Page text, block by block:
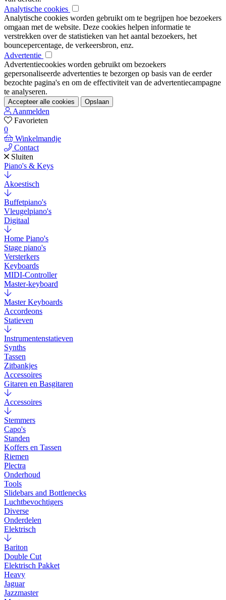
Analytische cookies
Analytische cookies worden gebruikt om te begrijpen hoe bezoekers
omgaan met de website. Deze cookies helpen informatie te
verstrekken over de statistieken van het aantal bezoekers, het
bouncepercentage, de verkeersbron, enz.
Advertentie
Advertentiecookies worden gebruikt om bezoekers
gepersonaliseerde advertenties te bezorgen op basis van de eerder
bezochte pagina's en om de effectiviteit van de advertentiecampagne
te analyseren.
Accepteer alle cookies Opslaan
Aanmelden
Favorieten
0
Winkelmandje
Contact
Sluiten
Piano's & Keys
Akoestisch
Buffetpiano's
Vleugelpiano's
Digitaal
Home Piano's
Stage piano's
Versterkers
Keyboards
MIDI-Controller
Master-keyboard
Master Keyboards
Accordeons
Statieven
Instrumentenstatieven
Synths
Tassen
Zitbankjes
Accessoires
Gitaren en Basgitaren
Accessoires
Stemmers
Capo's
Standen
Koffers en Tassen
Riemen
Plectra
Onderhoud
Tools
Slidebars and Bottlenecks
Luchtbevochtigers
Diverse
Onderdelen
Elektrisch
Bariton
Double Cut
Elektrisch Pakket
Heavy
Jaguar
Jazzmaster